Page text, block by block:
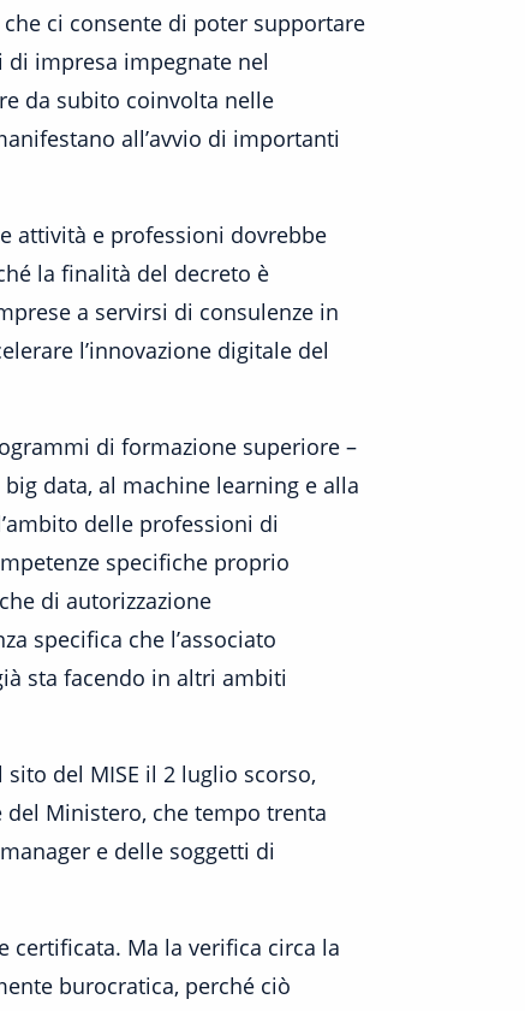
ci consente di poter supportare
di impresa impegnate nel
da subito coinvolta nelle
all’avvio di importanti
attività e professioni dovrebbe
la finalità del decreto è
a servirsi di consulenze in
l’innovazione digitale del
di formazione superiore –
data, al machine learning e alla
delle professioni di
specifiche proprio
di autorizzazione
specifica che l’associato
sta facendo in altri ambiti
del MISE il 2 luglio scorso,
Ministero, che tempo trenta
e delle soggetti di
certificata. Ma la verifica circa la
burocratica, perché ciò